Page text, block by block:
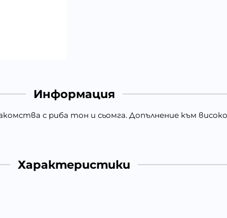
Информация
с риба тон и сьомга. Допълнение към
Характеристики